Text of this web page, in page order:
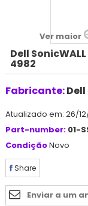
Ver maior
Dell
4982
Fabricante:Dell
Atualizado em: 26/
Part-number: 01-
CondiçãoNovo
Share
Enviar a um